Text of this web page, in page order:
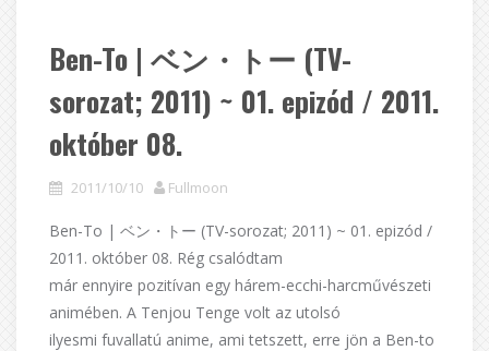
Ben-To | ベン・トー (TV-
sorozat; 2011) ~ 01. epizód / 2011.
október 08.
2011/10/10 Fullmoon
Ben-To | ベン・トー (TV-sorozat; 2011) ~ 01. epizód /
2011. október 08. Rég csalódtam
már ennyire pozitívan egy hárem-ecchi-harcművészeti
animében. A Tenjou Tenge volt az utolsó
ilyesmi fuvallatú anime, ami tetszett, erre jön a Ben-to